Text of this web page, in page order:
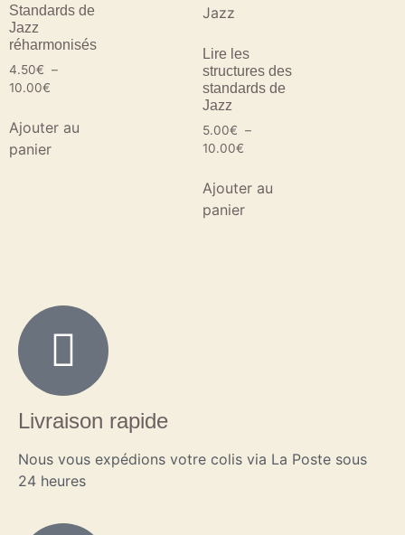
Standards de
Jazz
réharmonisés
4.50€ –
10.00€
Ajouter au
panier
Lire les
structures des
standards de
Jazz
5.00€ –
10.00€
Ajouter au
panier
Livraison rapide
Nous vous expédions votre colis via La Poste sous
24 heures